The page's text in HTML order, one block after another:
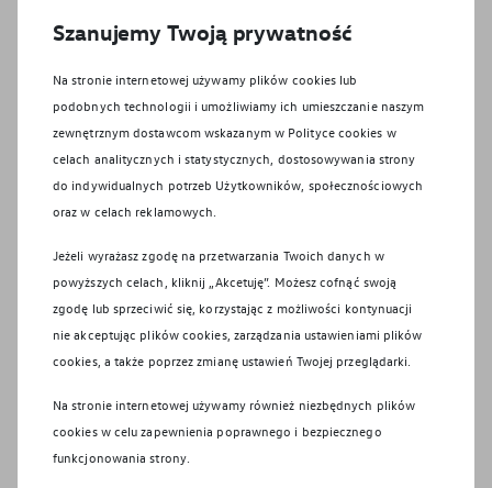
Działy i pracownicy
Formularz kontaktowy
Facebook
Instagram
© Volkswagen2026
Szanujemy Twoją prywatność
Na stronie internetowej używamy plików cookies lub
podobnych technologii i umożliwiamy ich umieszczanie naszym
zewnętrznym dostawcom wskazanym w Polityce cookies w
celach analitycznych i statystycznych, dostosowywania strony
do indywidualnych potrzeb Użytkowników, społecznościowych
oraz w celach reklamowych.
Jeżeli wyrażasz zgodę na przetwarzania Twoich danych w
powyższych celach, kliknij „Akcetuję”. Możesz cofnąć swoją
zgodę lub sprzeciwić się, korzystając z możliwości kontynuacji
nie akceptując plików cookies, zarządzania ustawieniami plików
cookies, a także poprzez zmianę ustawień Twojej przeglądarki.
Na stronie internetowej używamy również niezbędnych plików
cookies w celu zapewnienia poprawnego i bezpiecznego
funkcjonowania strony.